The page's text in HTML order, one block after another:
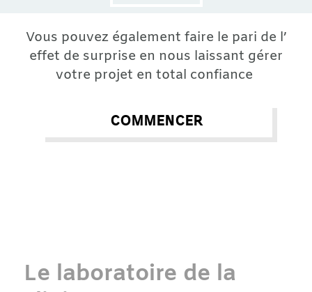
Vous pouvez également faire le pari de l’
effet de surprise en nous laissant gérer
votre projet en total confiance
commencer
Le laboratoire de la